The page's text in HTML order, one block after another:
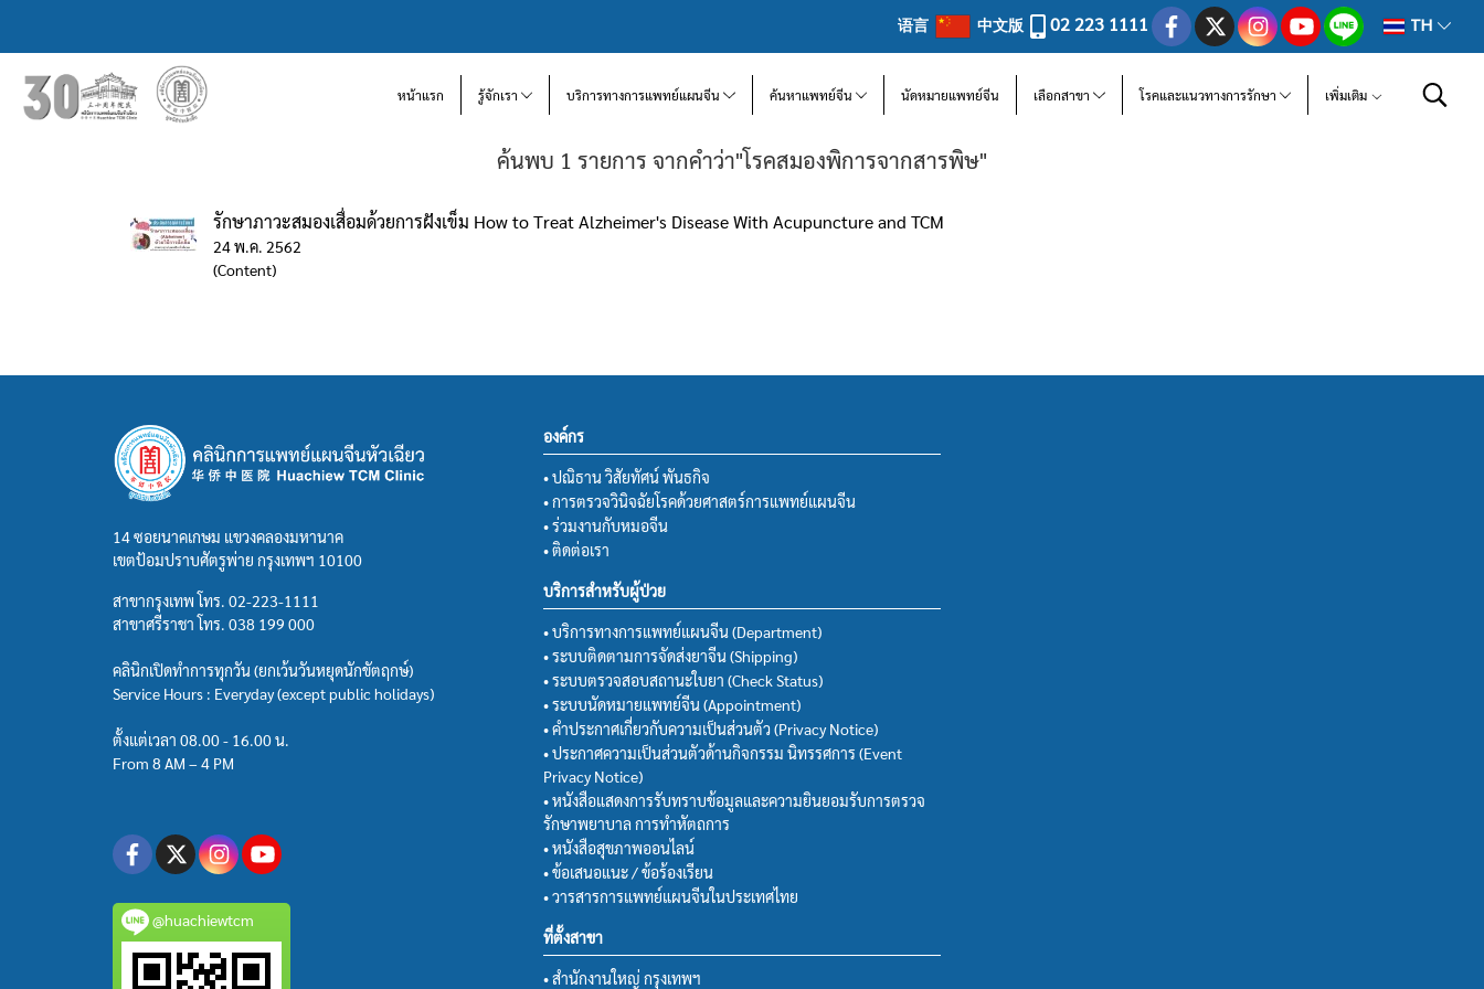
语言 中文版 02 223 1111 TH
หน้าแรก รู้จักเรา บริการทางการแพทย์แผนจีน ค้นหาแพทย์จีน นัดหมายแพทย์จีน เลือกสาขา โรคและแนวทางการรักษา เพิ่มเติม
ค้นพบ 1 รายการ จากคำว่า"โรคสมองพิการจากสารพิษ"
รักษาภาวะสมองเสื่อมด้วยการฝังเข็ม How to Treat Alzheimer's Disease With Acupuncture and TCM
24 พ.ค. 2562
(Content)
14 ซอยนาคเกษม แขวงคลองมหานาค
เขตป้อมปราบศัตรูพ่าย กรุงเทพฯ 10100
สาขากรุงเทพ โทร. 02-223-1111
สาขาศรีราชา โทร. 038 199 000
คลินิกเปิดทำการทุกวัน (ยกเว้นวันหยุดนักขัตฤกษ์)
Service Hours : Everyday (except public holidays)
ตั้งแต่เวลา 08.00 - 16.00 น.
From 8 AM – 4 PM
@huachiewtcm
องค์กร
• ปณิธาน วิสัยทัศน์ พันธกิจ
• การตรวจวินิจฉัยโรคด้วยศาสตร์การแพทย์แผนจีน
• ร่วมงานกับหมอจีน
• ติดต่อเรา
บริการสำหรับผู้ป่วย
• บริการทางการแพทย์แผนจีน (Department)
• ระบบติดตามการจัดส่งยาจีน (Shipping)
• ระบบตรวจสอบสถานะใบยา (Check Status)
• ระบบนัดหมายแพทย์จีน (Appointment)
• คำประกาศเกี่ยวกับความเป็นส่วนตัว (Privacy Notice)
• ประกาศความเป็นส่วนตัวด้านกิจกรรม นิทรรศการ (Event
Privacy Notice)
• หนังสือแสดงการรับทราบข้อมูลและความยินยอมรับการตรวจ
รักษาพยาบาล การทำหัตถการ
• หนังสือสุขภาพออนไลน์
• ข้อเสนอแนะ / ข้อร้องเรียน
• วารสารการแพทย์แผนจีนในประเทศไทย
ที่ตั้งสาขา
• สำนักงานใหญ่ กรุงเทพฯ